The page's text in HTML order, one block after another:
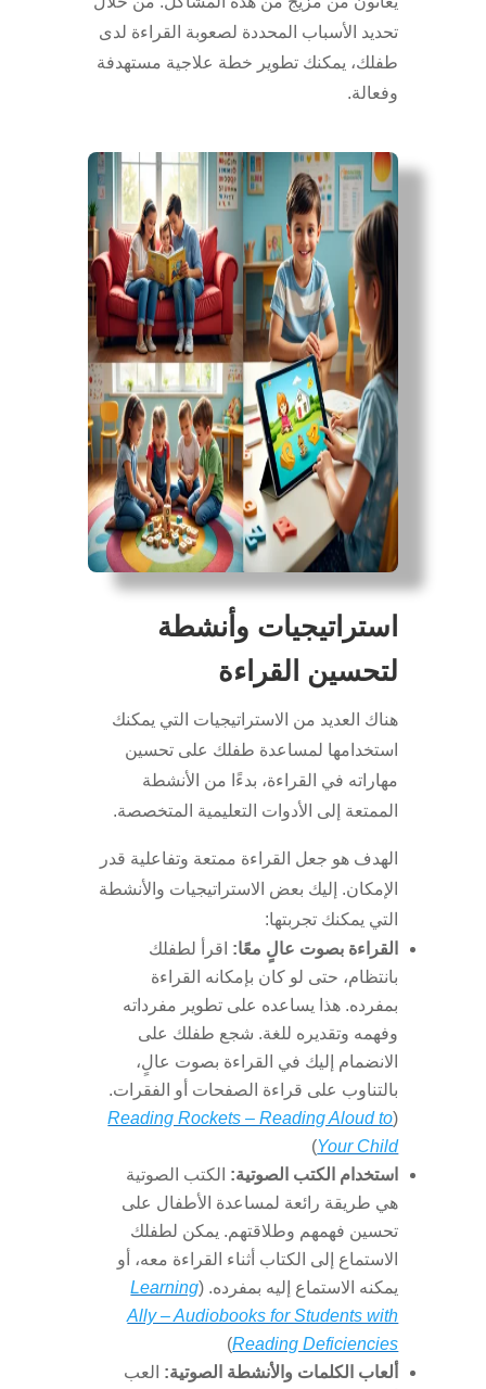
تحديد الأسباب المحددة لصعوبة القراءة لدى
طفلك، يمكنك تطوير خطة علاجية مستهدفة
وفعالة.
استراتيجيات وأنشطة
لتحسين القراءة
هناك العديد من الاستراتيجيات التي يمكنك
استخدامها لمساعدة طفلك على تحسين
مهاراته في القراءة، بدءًا من الأنشطة
الممتعة إلى الأدوات التعليمية المتخصصة.
الهدف هو جعل القراءة ممتعة وتفاعلية قدر
الإمكان. إليك بعض الاستراتيجيات والأنشطة
التي يمكنك تجربتها:
القراءة بصوت عالٍ معًا: اقرأ لطفلك
بانتظام، حتى لو كان بإمكانه القراءة
بمفرده. هذا يساعده على تطوير مفرداته
وفهمه وتقديره للغة. شجع طفلك على
الانضمام إليك في القراءة بصوت عالٍ،
بالتناوب على قراءة الصفحات أو الفقرات.
(
Reading Rockets – Reading Aloud to
Your Child
)
استخدام الكتب الصوتية: الكتب الصوتية
هي طريقة رائعة لمساعدة الأطفال على
تحسين فهمهم وطلاقتهم. يمكن لطفلك
الاستماع إلى الكتاب أثناء القراءة معه، أو
يمكنه الاستماع إليه بمفرده. (Learning
Ally – Audiobooks for Students with
Reading Deficiencies
)
ألعاب الكلمات والأنشطة الصوتية: العب